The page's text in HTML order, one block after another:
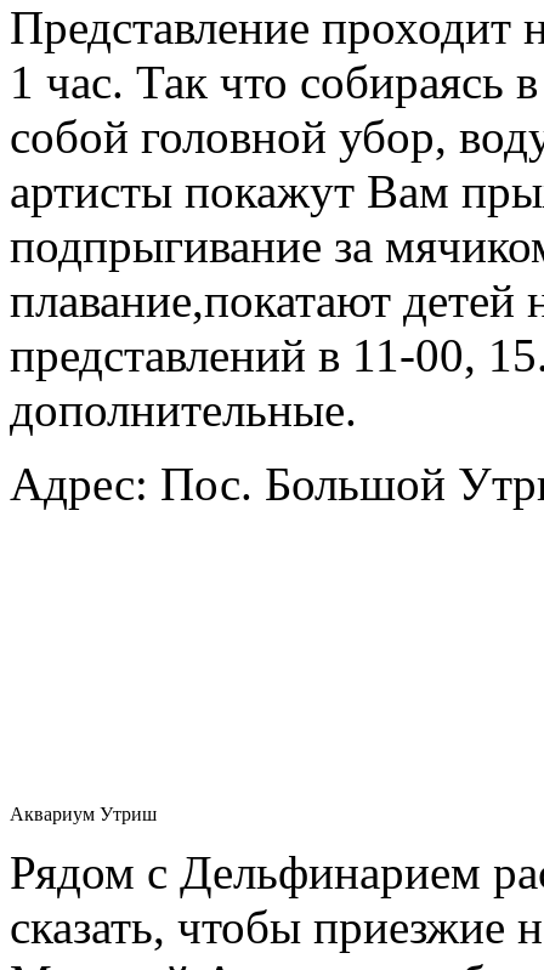
Представление проходит
1 час. Так что собираясь
собой головной убор,
артисты покажут Вам
подпрыгивание за
плавание,покатают детей
представлений в 11-00,
дополнительные.
Адрес: Пос. Большой
Аквариум Утриш
Рядом с Дельфинарием
сказать, чтобы